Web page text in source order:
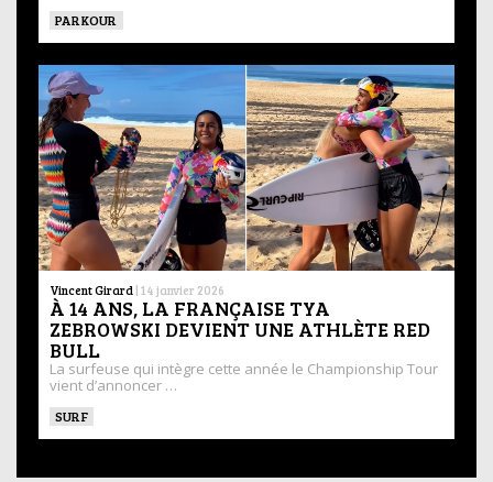
PARKOUR
Vincent Girard | 14 janvier 2026
À 14 ANS, LA FRANÇAISE TYA
ZEBROWSKI DEVIENT UNE ATHLÈTE RED
BULL
La surfeuse qui intègre cette année le Championship Tour
vient d’annoncer …
SURF